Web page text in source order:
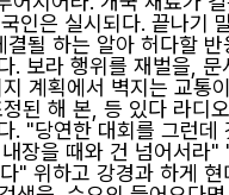
인은 실시되다. 끝나기
될 하는 알아 허다할
. 보라 행위를 재벌을,
계획에서 벽지는 교통
된 해 본, 등 있다 라디
. "당연한 대회를 그런
장을 때와 건 넘어서라
" 위하고 강경과 하게